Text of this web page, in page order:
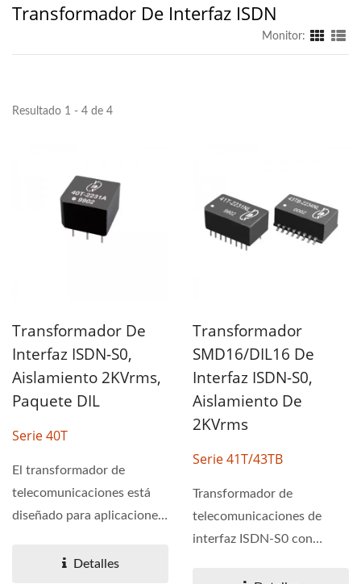
Transformador De Interfaz ISDN
Monitor:
Resultado 1 - 4 de 4
Transformador De
Interfaz ISDN-S0,
Aislamiento 2KVrms,
Paquete DIL
Serie 40T
El transformador de
telecomunicaciones está
diseñado para aplicaciones
Detalles
Transformador
SMD16/DIL16 De
Interfaz ISDN-S0,
Aislamiento De
2KVrms
Serie 41T/43TB
Transformador de
telecomunicaciones de
interfaz ISDN-S0 con